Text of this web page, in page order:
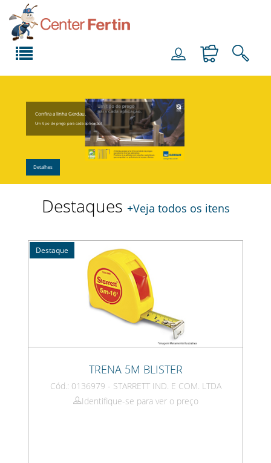
Confira a linha Gerdau.
Um tipo de prego para cada aplicação!
Detalhes
Destaques +Veja todos os itens
Destaque
TRENA 5M BLISTER
Cód.: 0136979 - STARRETT IND. E COM. LTDA
Identifique-se para ver o preço